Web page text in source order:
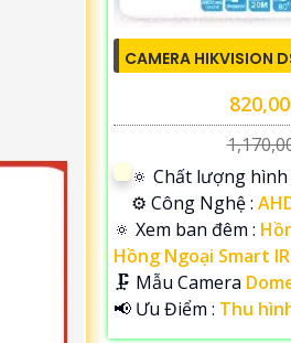
CAMERA HIKVISION
🔅 Chất lượng hình
⚙ Công Nghệ :
🔅 Xem ban đêm :
Hồng Ngoại Smart
🗜️ Mẫu Camera
️📢 Ưu Điểm : Thu